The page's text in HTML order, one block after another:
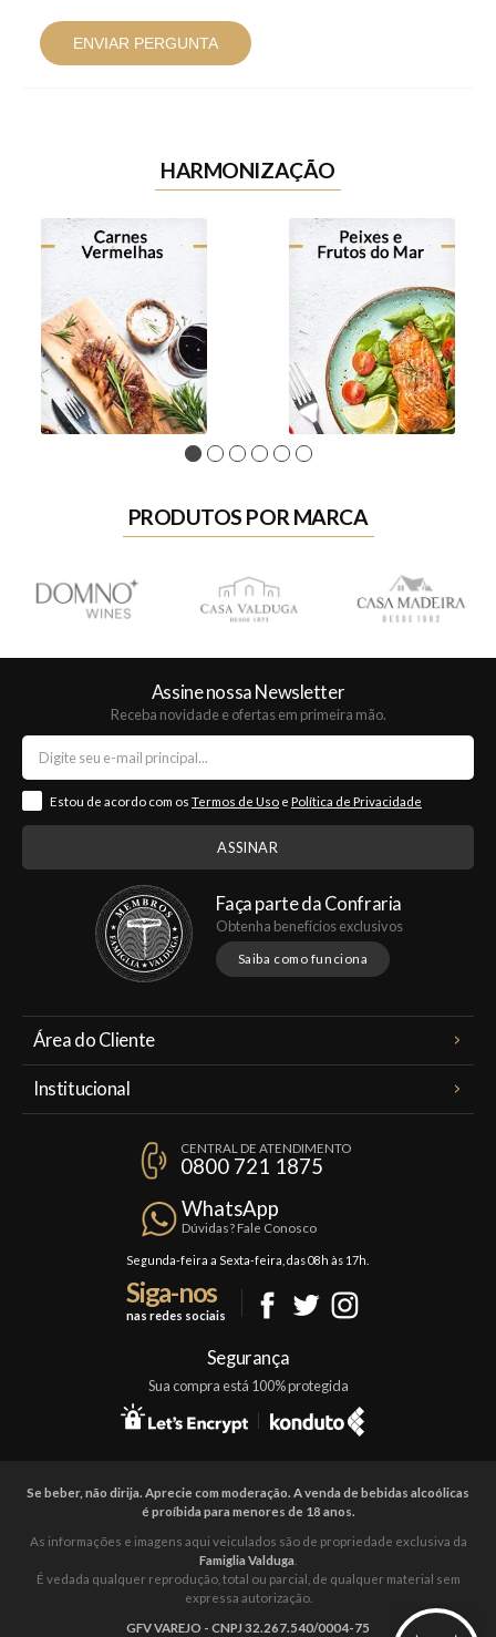
ENVIAR PERGUNTA
HARMONIZAÇÃO
1 2 3 4 5 6
PRODUTOS POR MARCA
Assine nossa Newsletter
Receba novidade e ofertas em primeira mão.
Estou de acordo com os Termos de Uso e Política de Privacidade
Faça parte da Confraria
Obtenha benefícios exclusivos
Saiba como funciona
Área do Cliente
Institucional
Política de Privacidade
Trocas e Devoluções
Formas de Pagamento
CENTRAL DE ATENDIMENTO
0800 721 1875
WhatsApp
Dúvidas? Fale Conosco
Segunda-feira a Sexta-feira, das 08h às 17h.
Siga-nos
nas redes sociais
Segurança
Sua compra está 100% protegida
Se beber, não dirija. Aprecie com moderação. A venda de bebidas alcoólicas
é proíbida para menores de 18 anos.
As informações e imagens aqui veiculados são de propriedade exclusiva da
Famiglia Valduga
É vedada qualquer reprodução, total ou parcial, de qualquer material sem
expressa autorização.
GFV VAREJO - CNPJ 32.267.540/0004-75